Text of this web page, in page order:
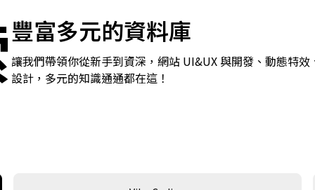
豐富多元的資料庫
讓我們帶領你從新手到資深，網站 UI&UX 與開發、動態特效
設計，多元的知識通通都在這！